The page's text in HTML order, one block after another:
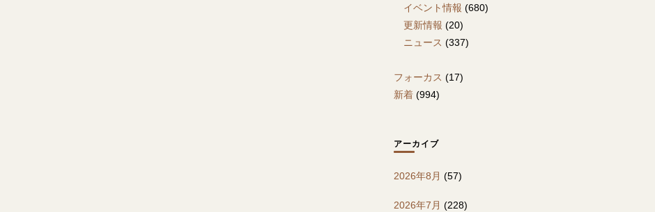
イベント情報 (680)
更新情報 (20)
ニュース (337)
フォーカス (17)
新着(994)
アーカイブ
2026年8月 (57)
2026年7月 (228)